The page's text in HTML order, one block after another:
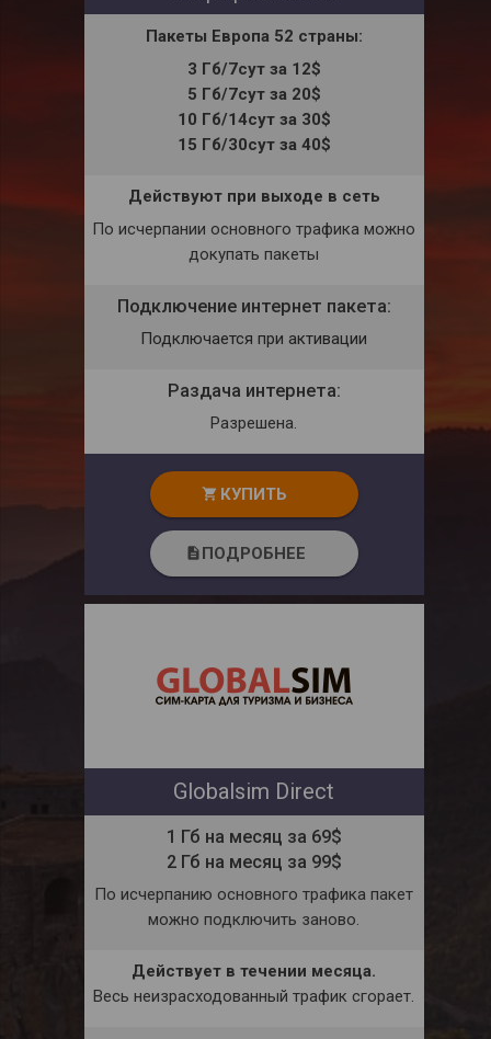
Пакеты Европа 52 страны:
3 Гб/7сут за 12$
5 Гб/7сут за 20$
10 Гб/14сут за 30$
15 Гб/30сут за 40$
Действуют при выходе в сеть
По исчерпании основного трафика можно
докупать пакеты
Подключение интернет пакета:
Подключается при активации
Раздача интернета:
Разрешена.
shopping_cart КУПИТЬ
description ПОДРОБНЕЕ
Globalsim Direct
1 Гб на месяц за 69$
2 Гб на месяц за 99$
По исчерпанию основного трафика пакет
можно подключить заново.
Действует в течении месяца.
Весь неизрасходованный трафик сгорает.